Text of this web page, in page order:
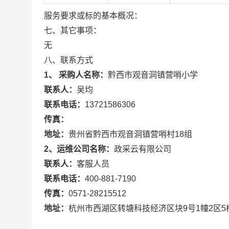
服务要求或标的基本概况：
七、其它事项：
无
八、联系方式
1、 采购人名称： 黔西市观音洞镇营哨小学
联系人： 吴均
联系电话： 13721586306
传真：
地址： 贵州省黔西市观音洞镇营哨村18组
2、运维公司名称： 政采云有限公司
联系人： 客服人员
联系电话： 400-881-7190
传真： 0571-28215512
地址： 杭州市西湖区转塘科技经济区块9号1幢2区5